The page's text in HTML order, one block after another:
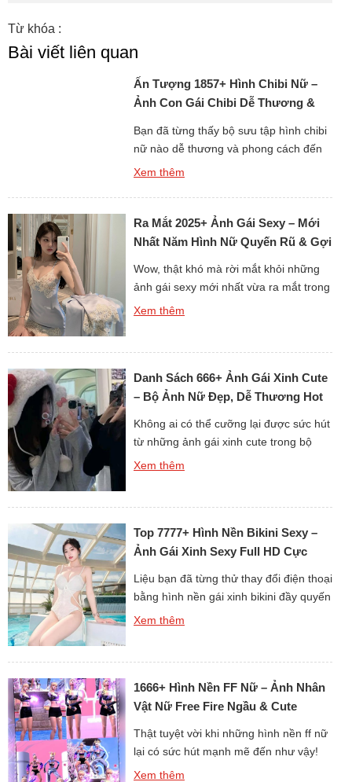
Từ khóa :
Bài viết liên quan
Ấn Tượng 1857+ Hình Chibi Nữ –
Ảnh Con Gái Chibi Dễ Thương &
Bạn đã từng thấy bộ sưu tập hình chibi
nữ nào dễ thương và phong cách đến
thế chưa? Từng bức ảnh đều mang nét
tiên. Những cô gái chibi nhỏ nhắn với
biểu cảm sinh động tạo nên sức […]
Xem thêm
Ra Mắt 2025+ Ảnh Gái Sexy – Mới
Nhất Năm Hình Nữ Quyến Rũ & Gợi
Wow, thật khó mà rời mắt khỏi những
ảnh gái sexy mới nhất vừa ra mắt trong
bộ sưu tập cực kỳ nóng bỏng này!
thần thái tự tin khiến […]
Xem thêm
Danh Sách 666+ Ảnh Gái Xinh Cute
– Bộ Ảnh Nữ Đẹp, Dễ Thương Hot
Không ai có thể cưỡng lại được sức hút
từ những ảnh gái xinh cute trong bộ
sưu tập này. Từng bức ảnh đều toát lên
cảm ngây ngô, tất […]
Xem thêm
Top 7777+ Hình Nền Bikini Sexy –
Ảnh Gái Xinh Sexy Full HD Cực
Liệu bạn đã từng thử thay đổi điện thoại
bằng hình nền gái xinh bikini đầy quyến
rũ chưa? Những hình ảnh này không
quên. Chắc chắn màn hình […]
Xem thêm
1666+ Hình Nền FF Nữ – Ảnh Nhân
Vật Nữ Free Fire Ngầu & Cute
Thật tuyệt vời khi những hình nền ff nữ
lại có sức hút mạnh mẽ đến như vậy!
Mỗi nhân vật trong Free Fire đều mang
Xem thêm